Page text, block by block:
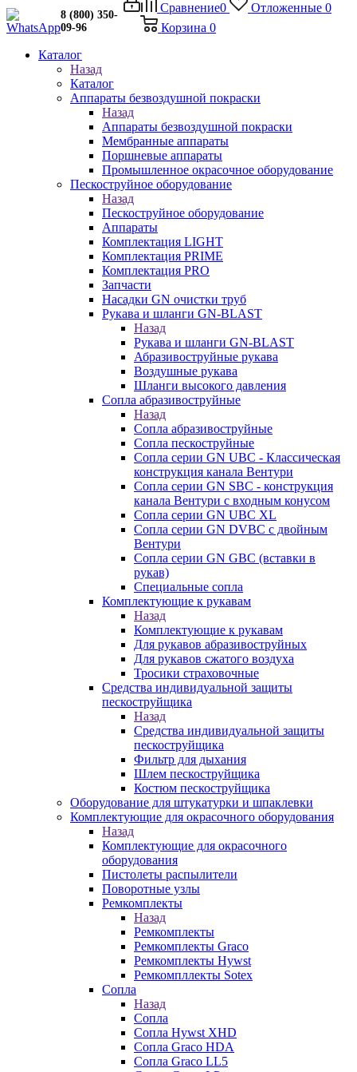
Сравнение0 Отложенные 0
Корзина 0
8 (800) 350-
09-96
Каталог
Назад
Каталог
Аппараты безвоздушной покраски
Назад
Аппараты безвоздушной покраски
Мембранные аппараты
Поршневые аппараты
Промышленное окрасочное оборудование
Пескоструйное оборудование
Назад
Пескоструйное оборудование
Аппараты
Комплектация LIGHT
Комплектация PRIME
Комплектация PRO
Запчасти
Насадки GN очистки труб
Рукава и шланги GN-BLAST
Назад
Рукава и шланги GN-BLAST
Абразивоструйные рукава
Воздушные рукава
Шланги высокого давления
Сопла абразивоструйные
Назад
Сопла абразивоструйные
Сопла пескоструйные
Сопла серии GN UBC - Классическая
конструкция канала Вентури
Сопла серии GN SBC - конструкция
канала Вентури c входным конусом
Сопла серии GN UBC XL
Сопла серии GN DVBC с двойным
Вентури
Сопла серии GN GBC (вставки в
рукав)
Специальные сопла
Комплектующие к рукавам
Назад
Комплектующие к рукавам
Для рукавов абразивоструйных
Для рукавов сжатого воздуха
Тросики страховочные
Средства индивидуальной защиты
пескоструйщика
Назад
Средства индивидуальной защиты
пескоструйщика
Фильтр для дыхания
Шлем пескоструйщика
Костюм пескоструйщика
Оборудование для штукатурки и шпаклевки
Комплектующие для окрасочного оборудования
Назад
Комплектующие для окрасочного
оборудования
Пистолеты распылители
Поворотные узлы
Ремкомплекты
Назад
Ремкомплекты
Ремкомплекты Graco
Ремкомплекты Hywst
Ремкомпллекты Sotex
Сопла
Назад
Сопла
Сопла Hywst XHD
Сопла Graco HDA
Сопла Graco LL5